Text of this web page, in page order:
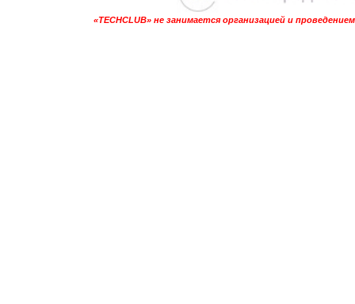
«TECHCLUB» не занимается организацией и